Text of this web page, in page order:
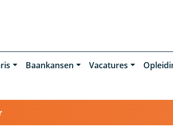
Baankansen Vacatures